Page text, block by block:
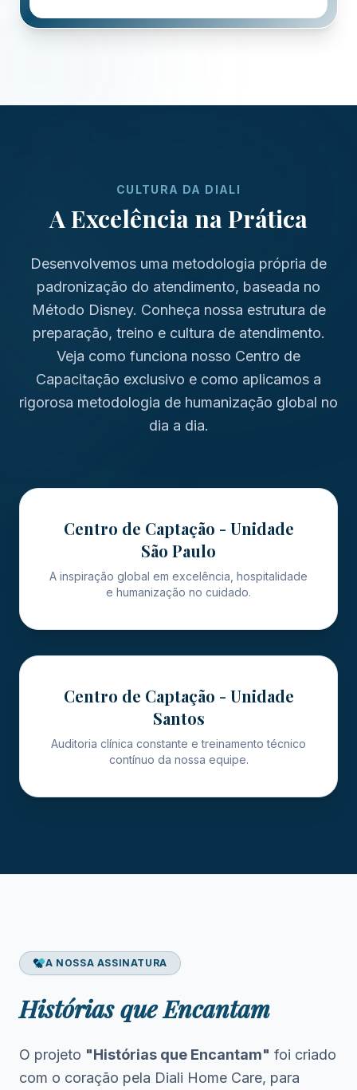
CULTURA DA DIALI
A Excelência na Prática
Desenvolvemos uma metodologia própria de
padronização do atendimento, baseada no
Método Disney. Conheça nossa estrutura de
preparação, treino e cultura de atendimento.
Veja como funciona nosso Centro de
Capacitação exclusivo e como aplicamos a
rigorosa metodologia de humanização global no
dia a dia.
Centro de Captação - Unidade
São Paulo
A inspiração global em excelência, hospitalidade
e humanização no cuidado.
Centro de Captação - Unidade
Santos
Auditoria clínica constante e treinamento técnico
contínuo da nossa equipe.
A NOSSA ASSINATURA
Histórias que Encantam
O projeto "Histórias que Encantam" foi criado
com o coração pela Diali Home Care, para